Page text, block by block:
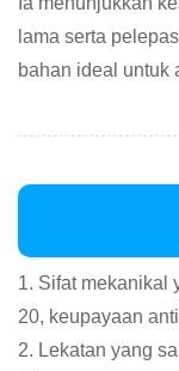
lama serta
bahan ideal untuk
1. Sifat mekanikal
20, keupayaan
2. Lekatan yang